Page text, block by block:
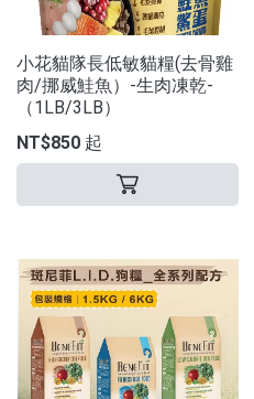
小花貓隊長低敏貓糧(去骨雞
肉/挪威鮭魚）-生肉凍乾-
（1LB/3LB）
NT$850 起